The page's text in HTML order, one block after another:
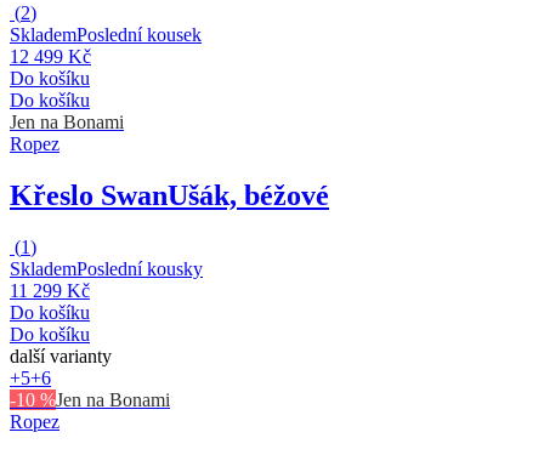
(2)
SklademPoslední kousek
12 499 Kč
Do košíku
Do košíku
Jen na Bonami
Ropez
Křeslo SwanUšák, béžové
(1)
SklademPoslední kousky
11 299 Kč
Do košíku
Do košíku
další varianty
+5+6
-10 %Jen na Bonami
Ropez